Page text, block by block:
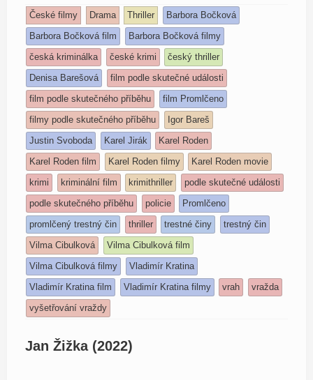
České filmy Drama Thriller
Barbora Bočková
Barbora Bočková film
Barbora Bočková filmy
česká kriminálka
české krimi
český thriller
Denisa Barešová
film podle skutečné události
film podle skutečného příběhu
film Promlčeno
filmy podle skutečného příběhu
Igor Bareš
Justin Svoboda
Karel Jirák
Karel Roden
Karel Roden film
Karel Roden filmy
Karel Roden movie
krimi
kriminální film krimithriller
podle skutečné události
podle skutečného příběhu
policie
Promlčeno
promlčený trestný čin
thriller trestné činy
trestný čin
Vilma Cibulková
Vilma Cibulková film
Vilma Cibulková filmy
Vladimír Kratina
Vladimír Kratina film
Vladimír Kratina filmy vrah
vražda
vyšetřování vraždy
Jan Žižka (2022)